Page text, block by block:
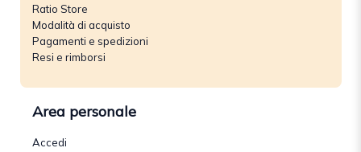
Ratio Store
Modalità di acquisto
Pagamenti e spedizioni
Resi e rimborsi
Area personale
Accedi